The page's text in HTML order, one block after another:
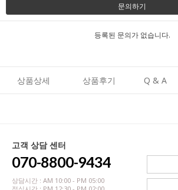
문의하기
등록된 문의가 없습니다.
상품상세 상품후기 Q & A
고객 상담 센터
070-8800-9434
상담시간 : AM 10:00 - PM 05:00